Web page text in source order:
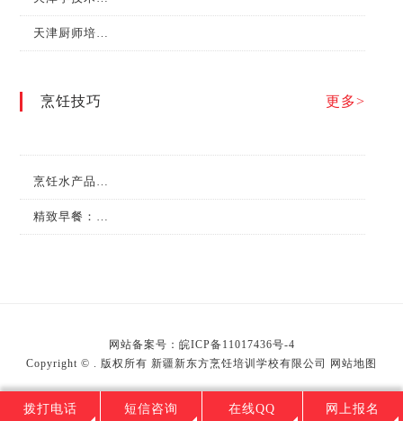
烹饪技巧 更多>
网站备案号： 皖ICP备11017436号-4
Copyright © . 版权所有 新疆新东方烹饪培训学校有限公司
网站地图
拨打电话 短信咨询 在线QQ 网上报名